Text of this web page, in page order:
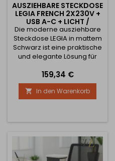
AUSZIEHBARE STECKDOSE
LEGIA FRENCH 2X230V +
USB A-C + LICHT /
SCHWARZ MATT
Die moderne ausziehbare
Steckdose LEGIA in mattem
Schwarz ist eine praktische
und elegante Lösung für
Arbeitsflächen oder
Bürotische. Dank des
Auszugsmechanismus ist
sie in der Arbeitsplatte
Bedarf herausgezogen. Die
Steckdosen (französische
Norm, geeignet für SK/CZ),
USB A + USB...
Preis
159,34 €
 In den Warenkorb